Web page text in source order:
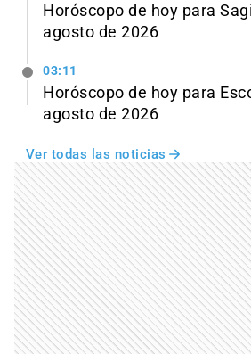
Horóscopo de hoy para
agosto de 2026
03:11
Horóscopo de hoy para
agosto de 2026
Ver todas las noticias